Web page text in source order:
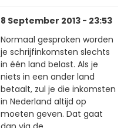
8 September 2013 - 23:53
Normaal gesproken worden
je schrijfinkomsten slechts
in één land belast. Als je
niets in een ander land
betaalt, zul je die inkomsten
in Nederland altijd op
moeten geven. Dat gaat